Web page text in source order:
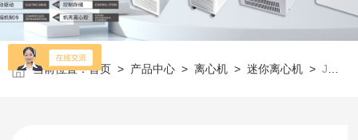
当前位置：首页 > 产品中心 >离心机 >迷你离心机 >JW-2010迷你微孔板离心机